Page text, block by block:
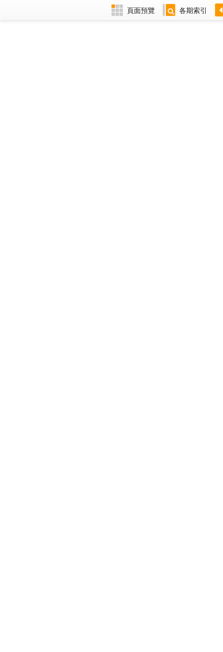
頁面預覽 各期索引